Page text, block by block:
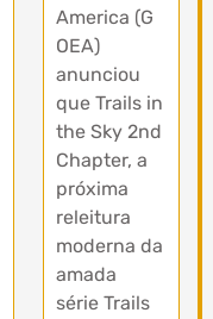
America (G
OEA)
anunciou
que Trails in
the Sky 2nd
Chapter, a
próxima
releitura
moderna da
amada
série Trails